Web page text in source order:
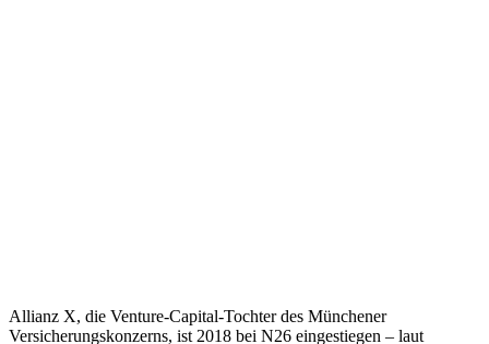
Allianz X, die Venture-Capital-Tochter des Münchener
Versicherungskonzerns, ist 2018 bei N26 eingestiegen – laut